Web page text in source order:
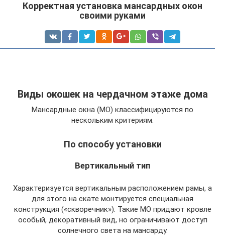
Корректная установка мансардных окон
своими руками
Виды окошек на чердачном этаже дома
Мансардные окна (МО) классифицируются по
нескольким критериям.
По способу установки
Вертикальный тип
Характеризуется вертикальным расположением рамы, а
для этого на скате монтируется специальная
конструкция («скворечник»). Такие МО придают кровле
особый, декоративный вид, но ограничивают доступ
солнечного света на мансарду.